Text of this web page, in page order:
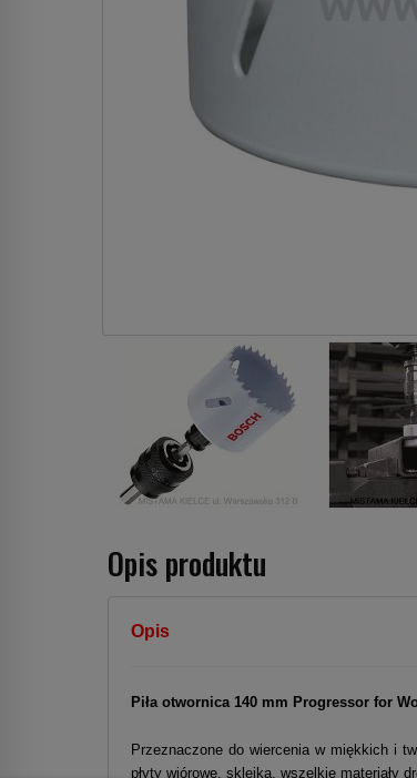
Opis produktu
Opis
Piła otwornica 140 mm Progressor for
Przeznaczone do wiercenia w miękkich i
płyty wiórowe, sklejka, wszelkie materiały